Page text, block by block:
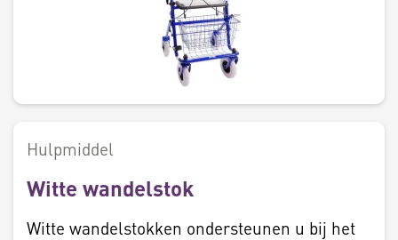
Hulpmiddel
Witte wandelstok
Witte wandelstokken ondersteunen u bij het